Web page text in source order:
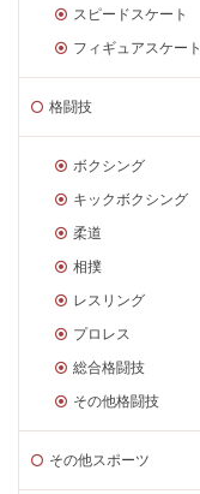
スピードスケート
フィギュアスケート
格闘技
ボクシング
キックボクシング
柔道
相撲
レスリング
プロレス
総合格闘技
その他格闘技
その他スポーツ